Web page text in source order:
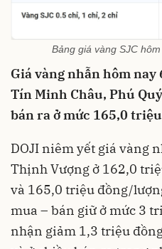
Bảng giá vàng SJC
Giá vàng nhẫn hôm nay
Tín Minh Châu, Phú
bán ra ở mức 165,0
DOJI niêm yết giá vàng
Thịnh Vượng ở 162,0
và 165,0 triệu đồng/
mua – bán giữ ở mức 3
nhận giảm 1,3 triệu